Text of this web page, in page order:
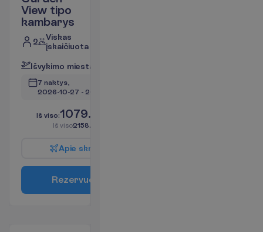
View tipo
kambarys
2
Viskas
įskaičiuota
Išvykimo miesta
7 naktys,
2026-10-27 - 2026-11-03
Iš viso:1079.00
Iš viso2158.00
Apie skr
Rezervuo